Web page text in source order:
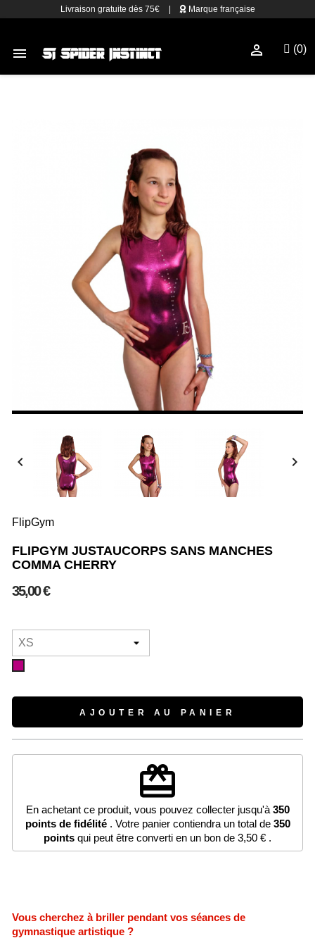
Livraison gratuite dès 75€ Marque française
 (0)

 
FlipGym
FLIPGYM JUSTAUCORPS SANS MANCHES
COMMA CHERRY
35,00 €
AJOUTER AU PANIER
redeem
En achetant ce produit, vous pouvez collecter jusqu'à 350
points de fidélité. Votre panier contiendra un total de 350
points qui peut être converti en un bon de 3,50 € .
Vous cherchez à briller pendant vos séances de
gymnastique artistique ?